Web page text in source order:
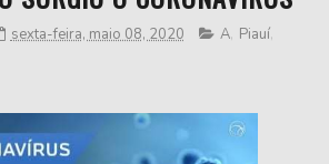
sexta-feira, maio 08, 2020 A, Piauí,